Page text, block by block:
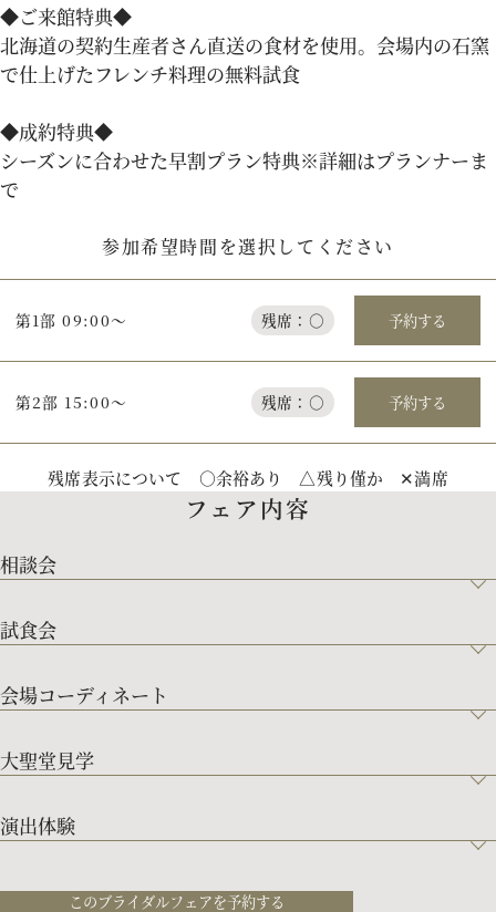
来店予約 オンライン相談
資料請求
◆ご来館特典◆
北海道の契約生産者さん直送の食材を使用。会場内の石窯
で仕上げたフレンチ料理の無料試食
◆成約特典◆
シーズンに合わせた早割プラン特典※詳細はプランナーま
で
参加希望時間を選択してください
第1部 09:00～ 残席：○ 予約する
第2部 15:00～ 残席：○ 予約する
残席表示について ○余裕あり △残り僅か ✕満席
フェア内容
相談会
試食会
会場コーディネート
大聖堂見学
演出体験
このブライダルフェアを予約する